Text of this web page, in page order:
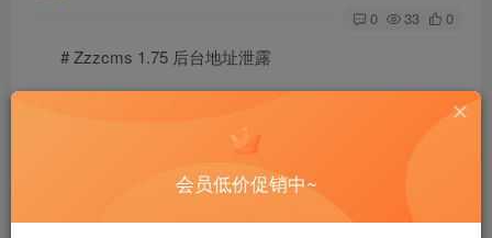
0 33 0
# Zzzcms 1.75 后台地址泄露
会员低价促销中~